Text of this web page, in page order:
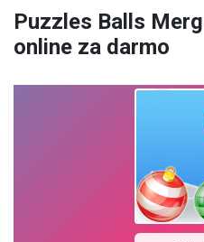
Puzzles Balls
online za darmo